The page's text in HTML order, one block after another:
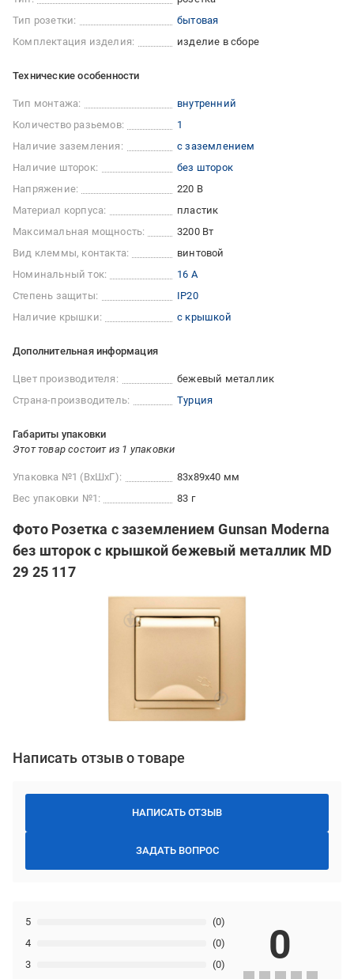
Тип розетки:
бытовая
Комплектация изделия:
изделие в сборе
Технические особенности
Тип монтажа:
внутренний
Количество разьемов:
1
Наличие заземления:
с заземлением
Наличие шторок:
без шторок
Напряжение:
220 В
Материал корпуса:
пластик
Максимальная мощность:
3200 Вт
Вид клеммы, контакта:
винтовой
Номинальный ток:
16 А
Степень защиты:
IP20
Наличие крышки:
с крышкой
Дополнительная информация
Цвет производителя:
бежевый металлик
Страна-производитель:
Турция
Габариты упаковки
Этот товар состоит из 1 упаковки
Упаковка №1 (ВхШхГ):
83x89x40 мм
Вес упаковки №1:
83 г
Фото Розетка с заземлением Gunsan Moderna
без шторок с крышкой бежевый металлик MD
29 25 117
Написать отзыв о товаре
НАПИСАТЬ ОТЗЫВ
ЗАДАТЬ ВОПРОС
3 (0)
4 (0)
5 (0)
0